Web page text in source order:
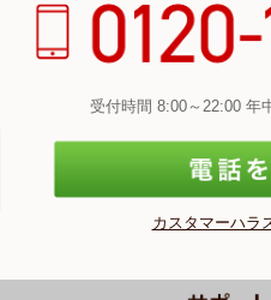
受付時間 8:00～22:00 年
カスタマーハラ